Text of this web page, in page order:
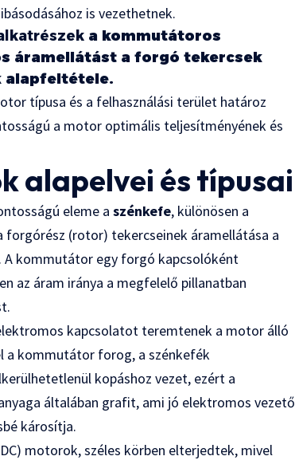
is vezethetnek.
a kommutátoros
áramellátást a forgó tekercsek
alapfeltétele.
típusa és a felhasználási terület határoz
a motor optimális teljesítményének és
alapelvei és típusai
eleme aszénkefe, különösen a
(rotor) tekercseinek áramellátása a
kommutátor egy forgó kapcsolóként
az áram iránya a megfelelő pillanatban
kapcsolatot teremtenek a motor álló
kommutátor forog, a szénkefék
kopáshoz vezet, ezért a
általában grafit, ami jó elektromos vezető
károsítja.
motorok, széles körben elterjedtek, mivel